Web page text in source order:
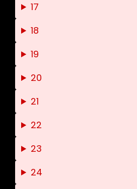
17
18
19
20
21
22
23
24